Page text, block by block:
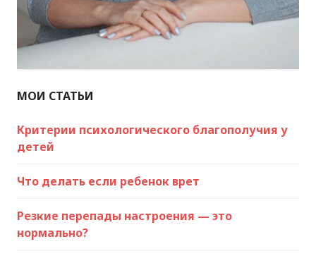
МОИ СТАТЬИ
Критерии психологического благополучия у
детей
Что делать если ребенок врет
Резкие перепады настроения — это
нормально?